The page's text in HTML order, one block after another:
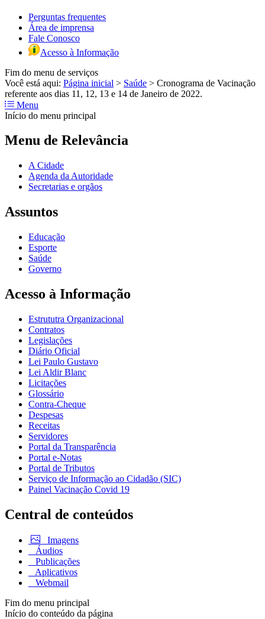
Perguntas frequentes
Área de imprensa
Fale Conosco
Acesso à Informação
Fim do menu de serviços
Você está aqui: Página inicial > Saúde > Cronograma de Vacinação
referente aos dias 11, 12, 13 e 14 de Janeiro de 2022.
Menu
Início do menu principal
Menu de Relevância
A Cidade
Agenda da Autoridade
Secretarias e orgãos
Assuntos
Educação
Esporte
Saúde
Governo
Acesso à Informação
Estrututra Organizacional
Contratos
Legislações
Diário Oficial
Lei Paulo Gustavo
Lei Aldir Blanc
Licitações
Glossário
Contra-Cheque
Despesas
Receitas
Servidores
Portal da Transparência
Portal e-Notas
Portal de Tributos
Serviço de Informação ao Cidadão (SIC)
Painel Vacinação Covid 19
Central de conteúdos
Imagens
Áudios
Publicações
Aplicativos
Webmail
Fim do menu principal
Início do conteúdo da página